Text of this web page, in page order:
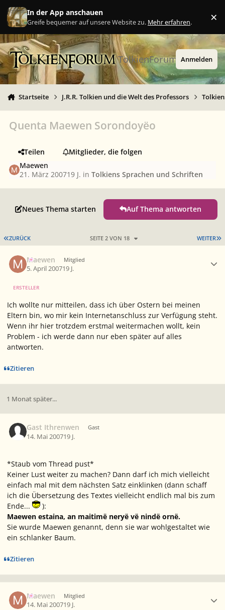
Zu Inhalt springen
In der App anschauen
Greife bequemer auf unsere Website zu. Mehr erfahren. ×
TolkienForum Anmelden
Startseite J.R.R. Tolkien und die Welt des Professors
Quenta Maewen Sorondoyëo
Teilen
Mitglieder, die folgen
Maewen
21. März 200719 J. inTolkiens Sprachen und Schriften
Neues Thema starten Auf Thema antworten
ERSTE SEITE
ZURÜCK WEITER
SEITE 2 VON 18
Maewen Mitglied
5. April 200719 J.
ERSTELLER
Ich wollte nur mitteilen, dass ich über Ostern bei meinen
Eltern bin, wo mir kein Internetanschluss zur Verfügung steht.
Wenn ihr hier trotzdem erstmal weitermachen wollt, kein
Problem - ich werde dann nur eben später auf alles
antworten.
Zitieren
1 Monat später...
Gast Ithrenwen Gast
14. Mai 200719 J.
*Staub vom Thread pust*
Keiner Lust weiter zu machen? Dann darf ich mich vielleicht
einfach mal mit dem nächsten Satz einklinken (dann schaff
ich die Übersetzung des Textes vielleicht endlich mal bis zum
Ende...
):
Maewen estaina, an maitimë neryë vë nindë ornë.
Sie wurde Maewen genannt, denn sie war wohlgestaltet wie
ein schlanker Baum.
Zitieren
Maewen Mitglied
14. Mai 200719 J.